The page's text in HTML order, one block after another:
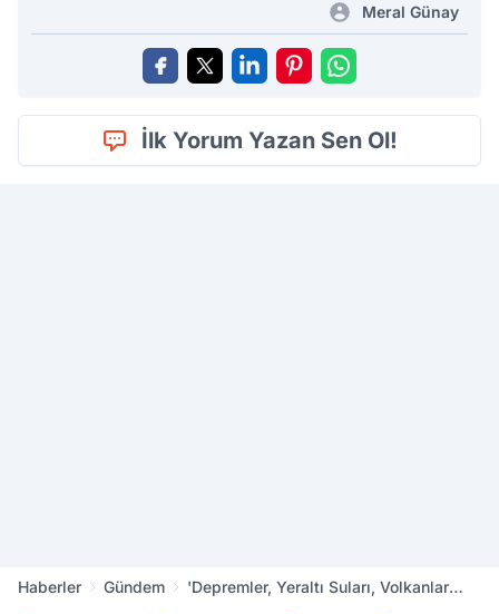
Meral Günay
İlk Yorum Yazan Sen Ol!
Haberler Gündem
'Depremler, Yeraltı Suları, Volkanlar